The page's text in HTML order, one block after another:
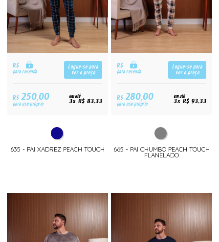
R$
para revenda
Logue-se para
ver o preço
R$250,00
para uso próprio
em até
3x R$ 83,33
635 - PAI XADREZ PEACH TOUCH
R$
para revenda
Logue-se para
ver o preço
R$280,00
para uso próprio
em até
3x R$ 93,33
665 - PAI CHUMBO PEACH TOUCH
FLANELADO